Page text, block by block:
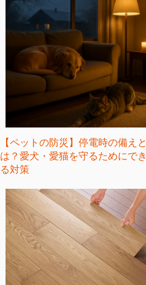
【ペットの防災】停電時の備えと
は？愛犬・愛猫を守るためにでき
る対策